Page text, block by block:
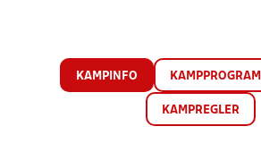
KAMPINFO
KAMPREGLER